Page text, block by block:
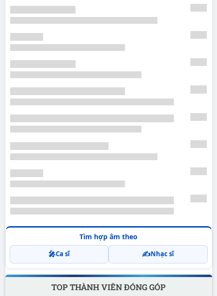
Tìm hợp âm theo
🎤Ca sĩ ✍️Nhạc sĩ
TOP THÀNH VIÊN ĐÓNG GÓP